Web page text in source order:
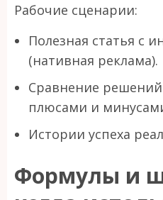
Рабочие сценарии:
Полезная статья с
(нативная реклама).
Сравнение
плюсами и
Истории успеха
Формулы и